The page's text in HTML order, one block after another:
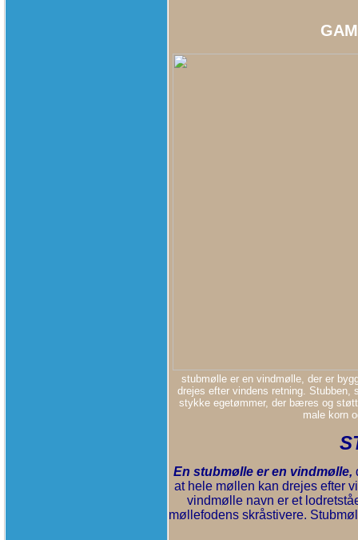
stubmølle er en vindmølle, der er
drejes efter vindens retning. Stubben,
stykke egetømmer, der bæres og
male korn
En stubmølle er en vindmølle,
at hele møllen kan drejes efter
vindmølle navn er et
møllefodens skråstivere.